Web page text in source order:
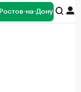
Ростов-на-Дону